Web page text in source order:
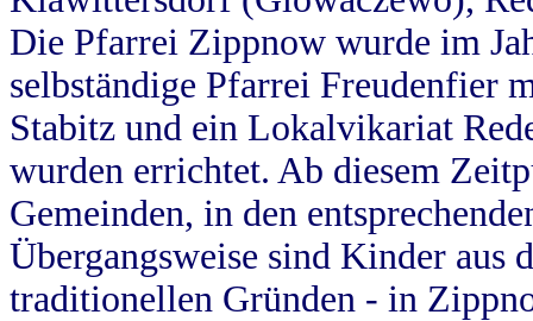
Die Pfarrei Zippnow wurde im
selbständige Pfarrei Freudenfier
Stabitz und ein Lokalvikariat
wurden errichtet. Ab diesem
Gemeinden, in den
Übergangsweise sind Kinder aus
traditionellen Gründen - in